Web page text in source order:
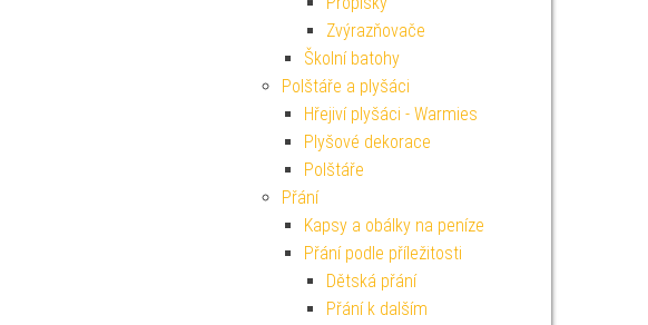
Zvýrazňovače
Školní batohy
Polštáře a plyšáci
Hřejiví plyšáci - Warmies
Plyšové dekorace
Polštáře
Přání
Kapsy a obálky na peníze
Přání podle příležitosti
Dětská přání
Přání k dalším